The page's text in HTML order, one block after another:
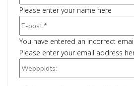
Please enter your name here
You have entered an incorrect
Please enter your email address